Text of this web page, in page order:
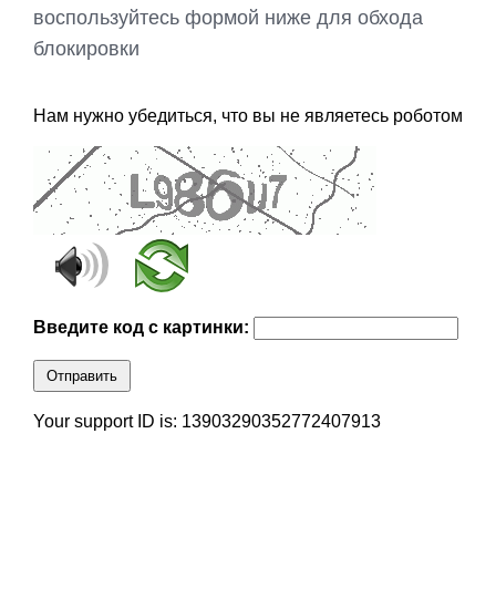
воспользуйтесь формой ниже для обхода
блокировки
Нам нужно убедиться, что вы не являетесь роботом
Введите код с картинки:
Отправить
Your support ID is: 13903290352772407913